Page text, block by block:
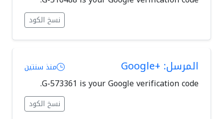
نسخ الكود
المرسل: +Google منذ سنتين
G-573361 is your Google verification code.
نسخ الكود